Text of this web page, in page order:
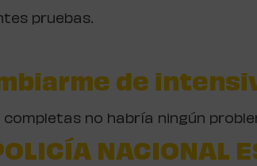
pruebas.
de
no habría ningún
NACIONAL